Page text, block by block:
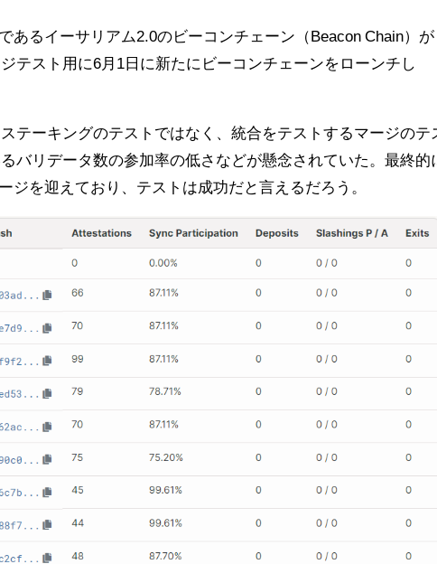
あるイーサリアム2.0のビーコンチェーン（Beacon Chain）が
テスト用に6月1日に新たにビーコンチェーンをローンチし
テーキングのテストではなく、統合をテストするマージのテ
バリデータ数の参加率の低さなどが懸念されていた。最終的
ジを迎えており、テストは成功だと言えるだろう。